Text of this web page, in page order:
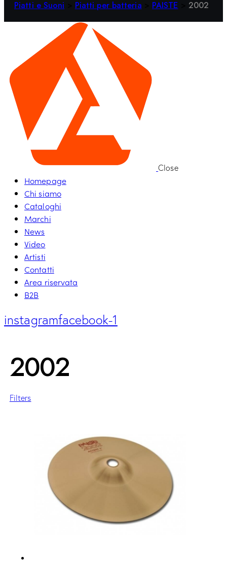
Piatti e Suoni Piatti per batteria PAISTE 2002
Close
Homepage
Chi siamo
Cataloghi
Marchi
News
Video
Artisti
Contatti
Area riservata
B2B
instagramfacebook-1
2002
Filters